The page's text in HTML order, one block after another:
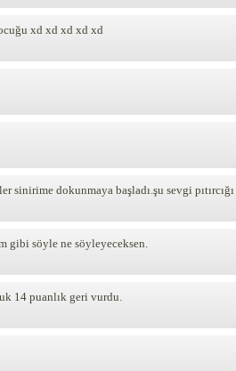
xd xd xd xd xd
dokunmaya başladı.şu sevgi pıtırcığı
gibi söyle ne söyleyeceksen.
14 puanlık geri vurdu.